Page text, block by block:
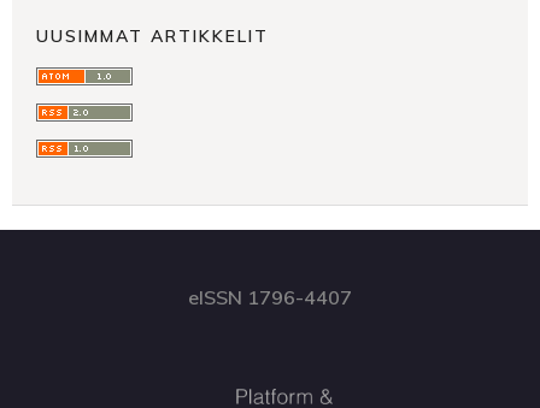
UUSIMMAT ARTIKKELIT
eISSN 1796-4407